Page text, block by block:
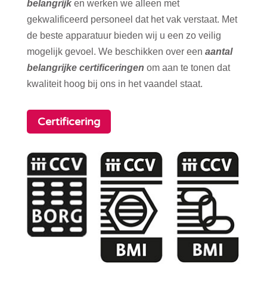
belangrijk en werken we alleen met
gekwalificeerd personeel dat het vak verstaat. Met
de beste apparatuur bieden wij u een zo veilig
mogelijk gevoel. We beschikken over een aantal
belangrijke certificeringen om aan te tonen dat
kwaliteit hoog bij ons in het vaandel staat.
Certificering